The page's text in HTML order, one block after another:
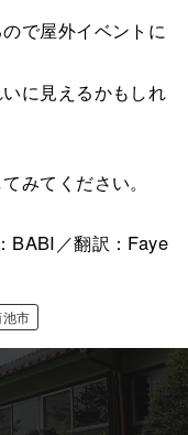
で屋外イベントに
に見えるかもしれ
みてください。
BABI／翻訳：Faye
市